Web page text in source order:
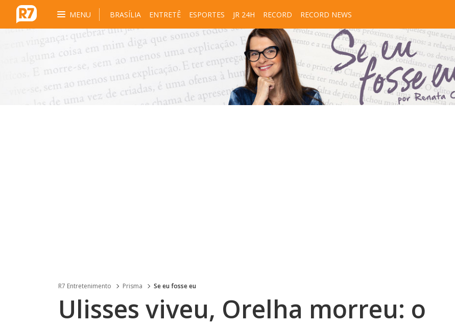
MENU BRASÍLIA ENTRETÊ ESPORTES JR 24H RECORD RECORD NEWS
R7 Entretenimento Prisma Se eu fosse eu
Ulisses viveu, Orelha morreu: o